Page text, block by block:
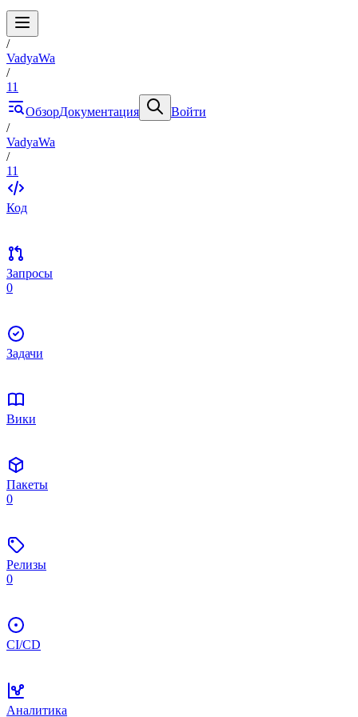
/
VadyaWa
/
11
ОбзорДокументация
Войти
/
VadyaWa
/
11
Код
Запросы
0
Задачи
Вики
Пакеты
0
Релизы
0
CI/CD
Аналитика